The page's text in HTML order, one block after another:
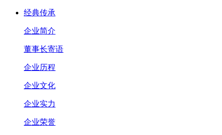
经典传承
企业简介
董事长寄语
企业历程
企业文化
企业实力
企业荣誉